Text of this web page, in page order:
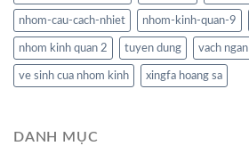
nhom-cau-cach-nhiet nhom-kinh-quan-9
nhom kinh quan 2 tuyen dung vach ngan
ve sinh cua nhom kinh xingfa hoang sa
DANH MỤC